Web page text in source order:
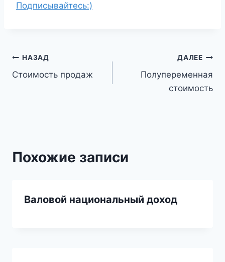
Подписывайтесь:)
Навигация
по
НАЗАД
Стоимость продаж
ДАЛЕЕ
Полупеременная
стоимость
Похожие записи
Валовой национальный доход